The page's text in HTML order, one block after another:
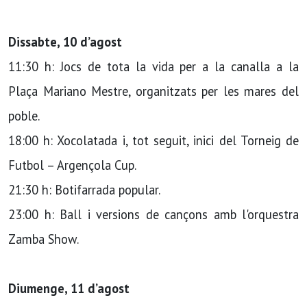
Dissabte, 10 d’agost
11:30 h: Jocs de tota la vida per a la canalla a la
Plaça Mariano Mestre, organitzats per les mares del
poble.
18:00 h: Xocolatada i, tot seguit, inici del Torneig de
Futbol – Argençola Cup.
21:30 h: Botifarrada popular.
23:00 h: Ball i versions de cançons amb l'orquestra
Zamba Show.
Diumenge, 11 d’agost